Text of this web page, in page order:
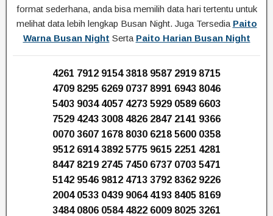
format sederhana, anda bisa memilih data hari tertentu untuk
melihat data lebih lengkap Busan Night. Juga Tersedia Paito
Warna Busan Night Serta Paito Harian Busan Night
4261 7912 9154 3818 9587 2919 8715
4709 8295 6269 0737 8991 6943 8046
5403 9034 4057 4273 5929 0589 6603
7529 4243 3008 4826 2847 2141 9366
0070 3607 1678 8030 6218 5600 0358
9512 6914 3892 5775 9615 2251 4281
8447 8219 2745 7450 6737 0703 5471
5142 9546 9812 4713 3792 8362 9226
2004 0533 0439 9064 4193 8405 8169
3484 0806 0584 4822 6009 8025 3261